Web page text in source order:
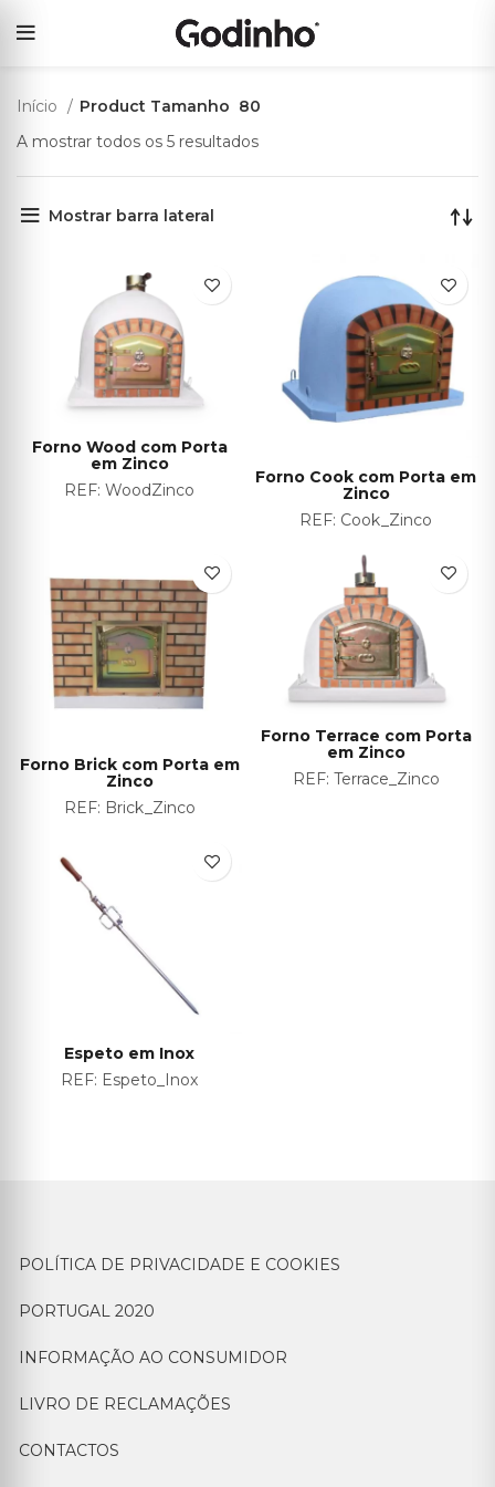
Início Product Tamanho 80
A mostrar todos os 5 resultados
Mostrar barra lateral
Forno Wood com Porta
em Zinco
REF: WoodZinco
Forno Cook com Porta em
Zinco
REF: Cook_Zinco
Forno Brick com Porta em
Zinco
REF: Brick_Zinco
Forno Terrace com Porta
em Zinco
REF: Terrace_Zinco
Espeto em Inox
REF: Espeto_Inox
POLÍTICA DE PRIVACIDADE E COOKIES
PORTUGAL 2020
INFORMAÇÃO AO CONSUMIDOR
LIVRO DE RECLAMAÇÕES
CONTACTOS